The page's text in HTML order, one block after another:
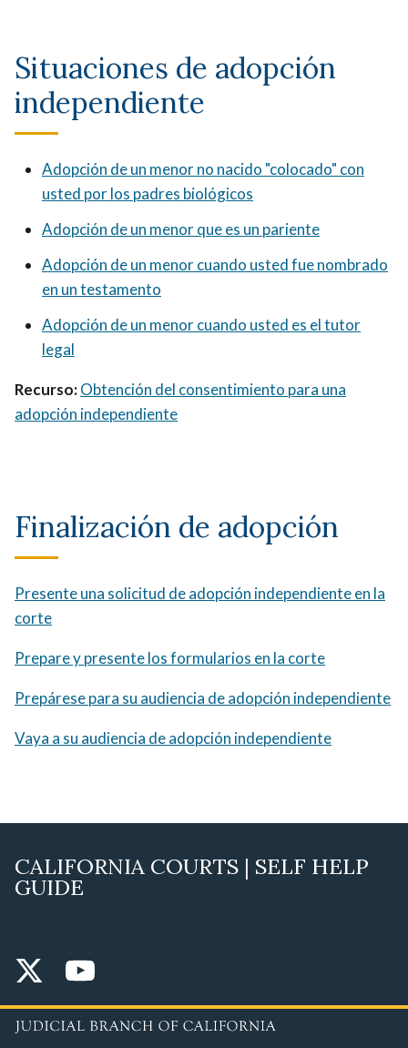
Situaciones de adopción
independiente
Adopción de un menor no nacido "colocado" con
usted por los padres biológicos
Adopción de un menor que es un pariente
Adopción de un menor cuando usted fue nombrado
en un testamento
Adopción de un menor cuando usted es el tutor
legal
Recurso:Obtención del consentimiento para una
adopción independiente
Finalización de adopción
Presente una solicitud de adopción independiente en la
corte
Prepare y presente los formularios en la corte
Prepárese para su audiencia de adopción independiente
Vaya a su audiencia de adopción independiente
CALIFORNIA COURTS | SELF HELP
GUIDE